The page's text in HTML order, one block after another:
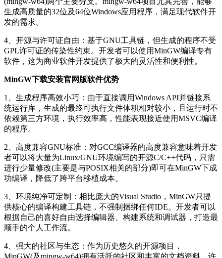
生成高质量的32位及64位Windows应用程序，满足现代软件开
发的需求。
4、开源与许可证自由：基于GNU工具链，但生成的程序不受
GPL许可证的传染性约束。开发者可以使用MinGW编译专有
软件，这为商业软件开发提供了极大的灵活性和便利性。
MinGW下载安装官网版软件优势
1、生成程序高效小巧：由于直接调用Windows API并链接系
统运行库，生成的最终可执行文件体积相对较小，且运行时不
依赖第三方环境，执行效率高，性能表现接近使用MSVC编译
的程序。
2、高度兼容GNU标准：对GCC编译器的高度兼容意味着开发
者可以将大量为Linux/GNU环境编写的开源C/C++代码，只需
进行少量修改(主要是与POSIX相关的部分)即可在MinGW下成
功编译，降低了跨平台移植成本。
3、环境纯净可定制：相比庞大的Visual Studio，MinGW只提
供核心的编译构建工具链，不强制捆绑任何IDE。开发者可以
根据自己的喜好自由选择编辑器、构建系统和调试器，打造最
顺手的个人工作流。
4、强大的社区与生态：作为历史悠久的开源项目，
MinGW(及mingw-w64)拥有活跃的社区和丰富的文档资料。许